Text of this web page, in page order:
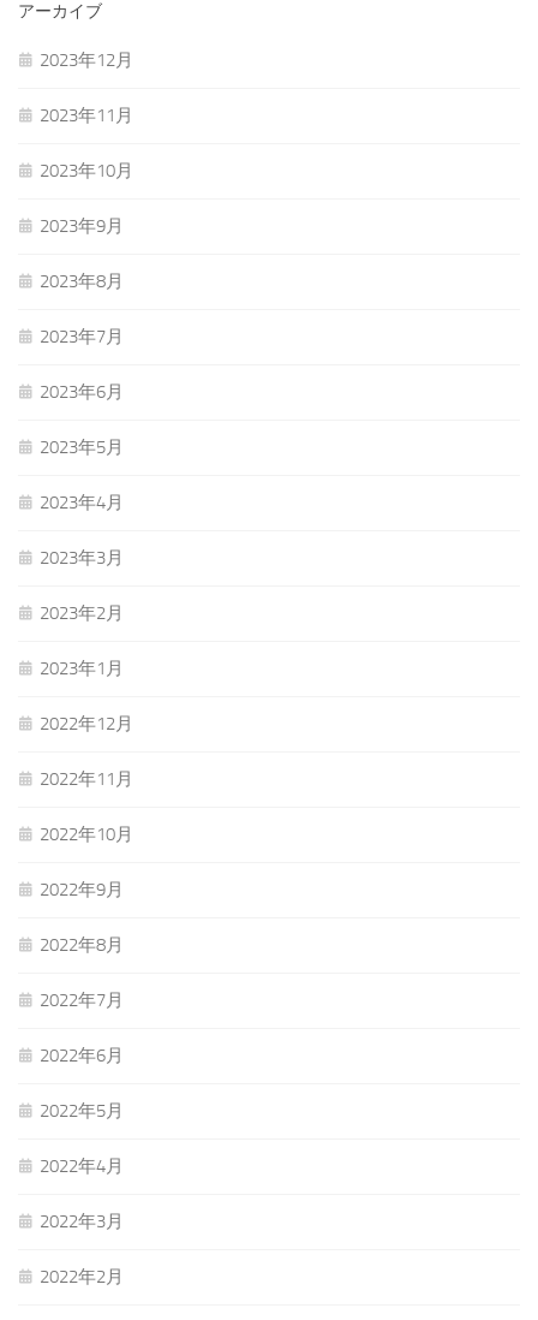
アーカイブ
2023年12月
2023年11月
2023年10月
2023年9月
2023年8月
2023年7月
2023年6月
2023年5月
2023年4月
2023年3月
2023年2月
2023年1月
2022年12月
2022年11月
2022年10月
2022年9月
2022年8月
2022年7月
2022年6月
2022年5月
2022年4月
2022年3月
2022年2月